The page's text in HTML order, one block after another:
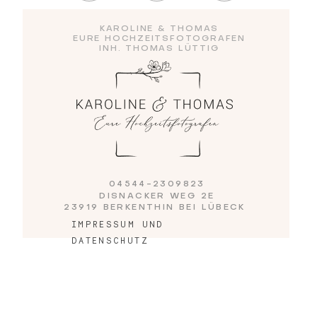
KAROLINE & THOMAS
EURE HOCHZEITSFOTOGRAFEN
INH. THOMAS LÜTTIG
IMPRESSUM UND
DATENSCHUTZ
04544-2309823
DISNACKER WEG 2E
23919 BERKENTHIN BEI LÜBECK
Blog
Impressum